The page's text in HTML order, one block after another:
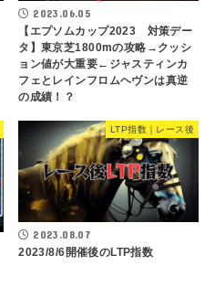
2023.06.05
【エプソムカップ2023 対策デー
タ】東京芝1800mの攻略→クッシ
ョン値が大重要←ジャスティンカ
フェとレインフロムヘヴンは真逆
の成績！？
LTP指数｜レース後
2023.08.07
2023/8/6開催後のLTP指数